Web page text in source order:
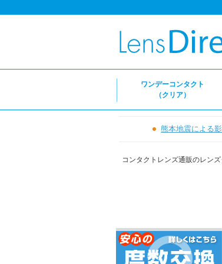
ワンデーコンタクト
（クリア）
熊本地震による
コンタクトレンズ通販のレンズ